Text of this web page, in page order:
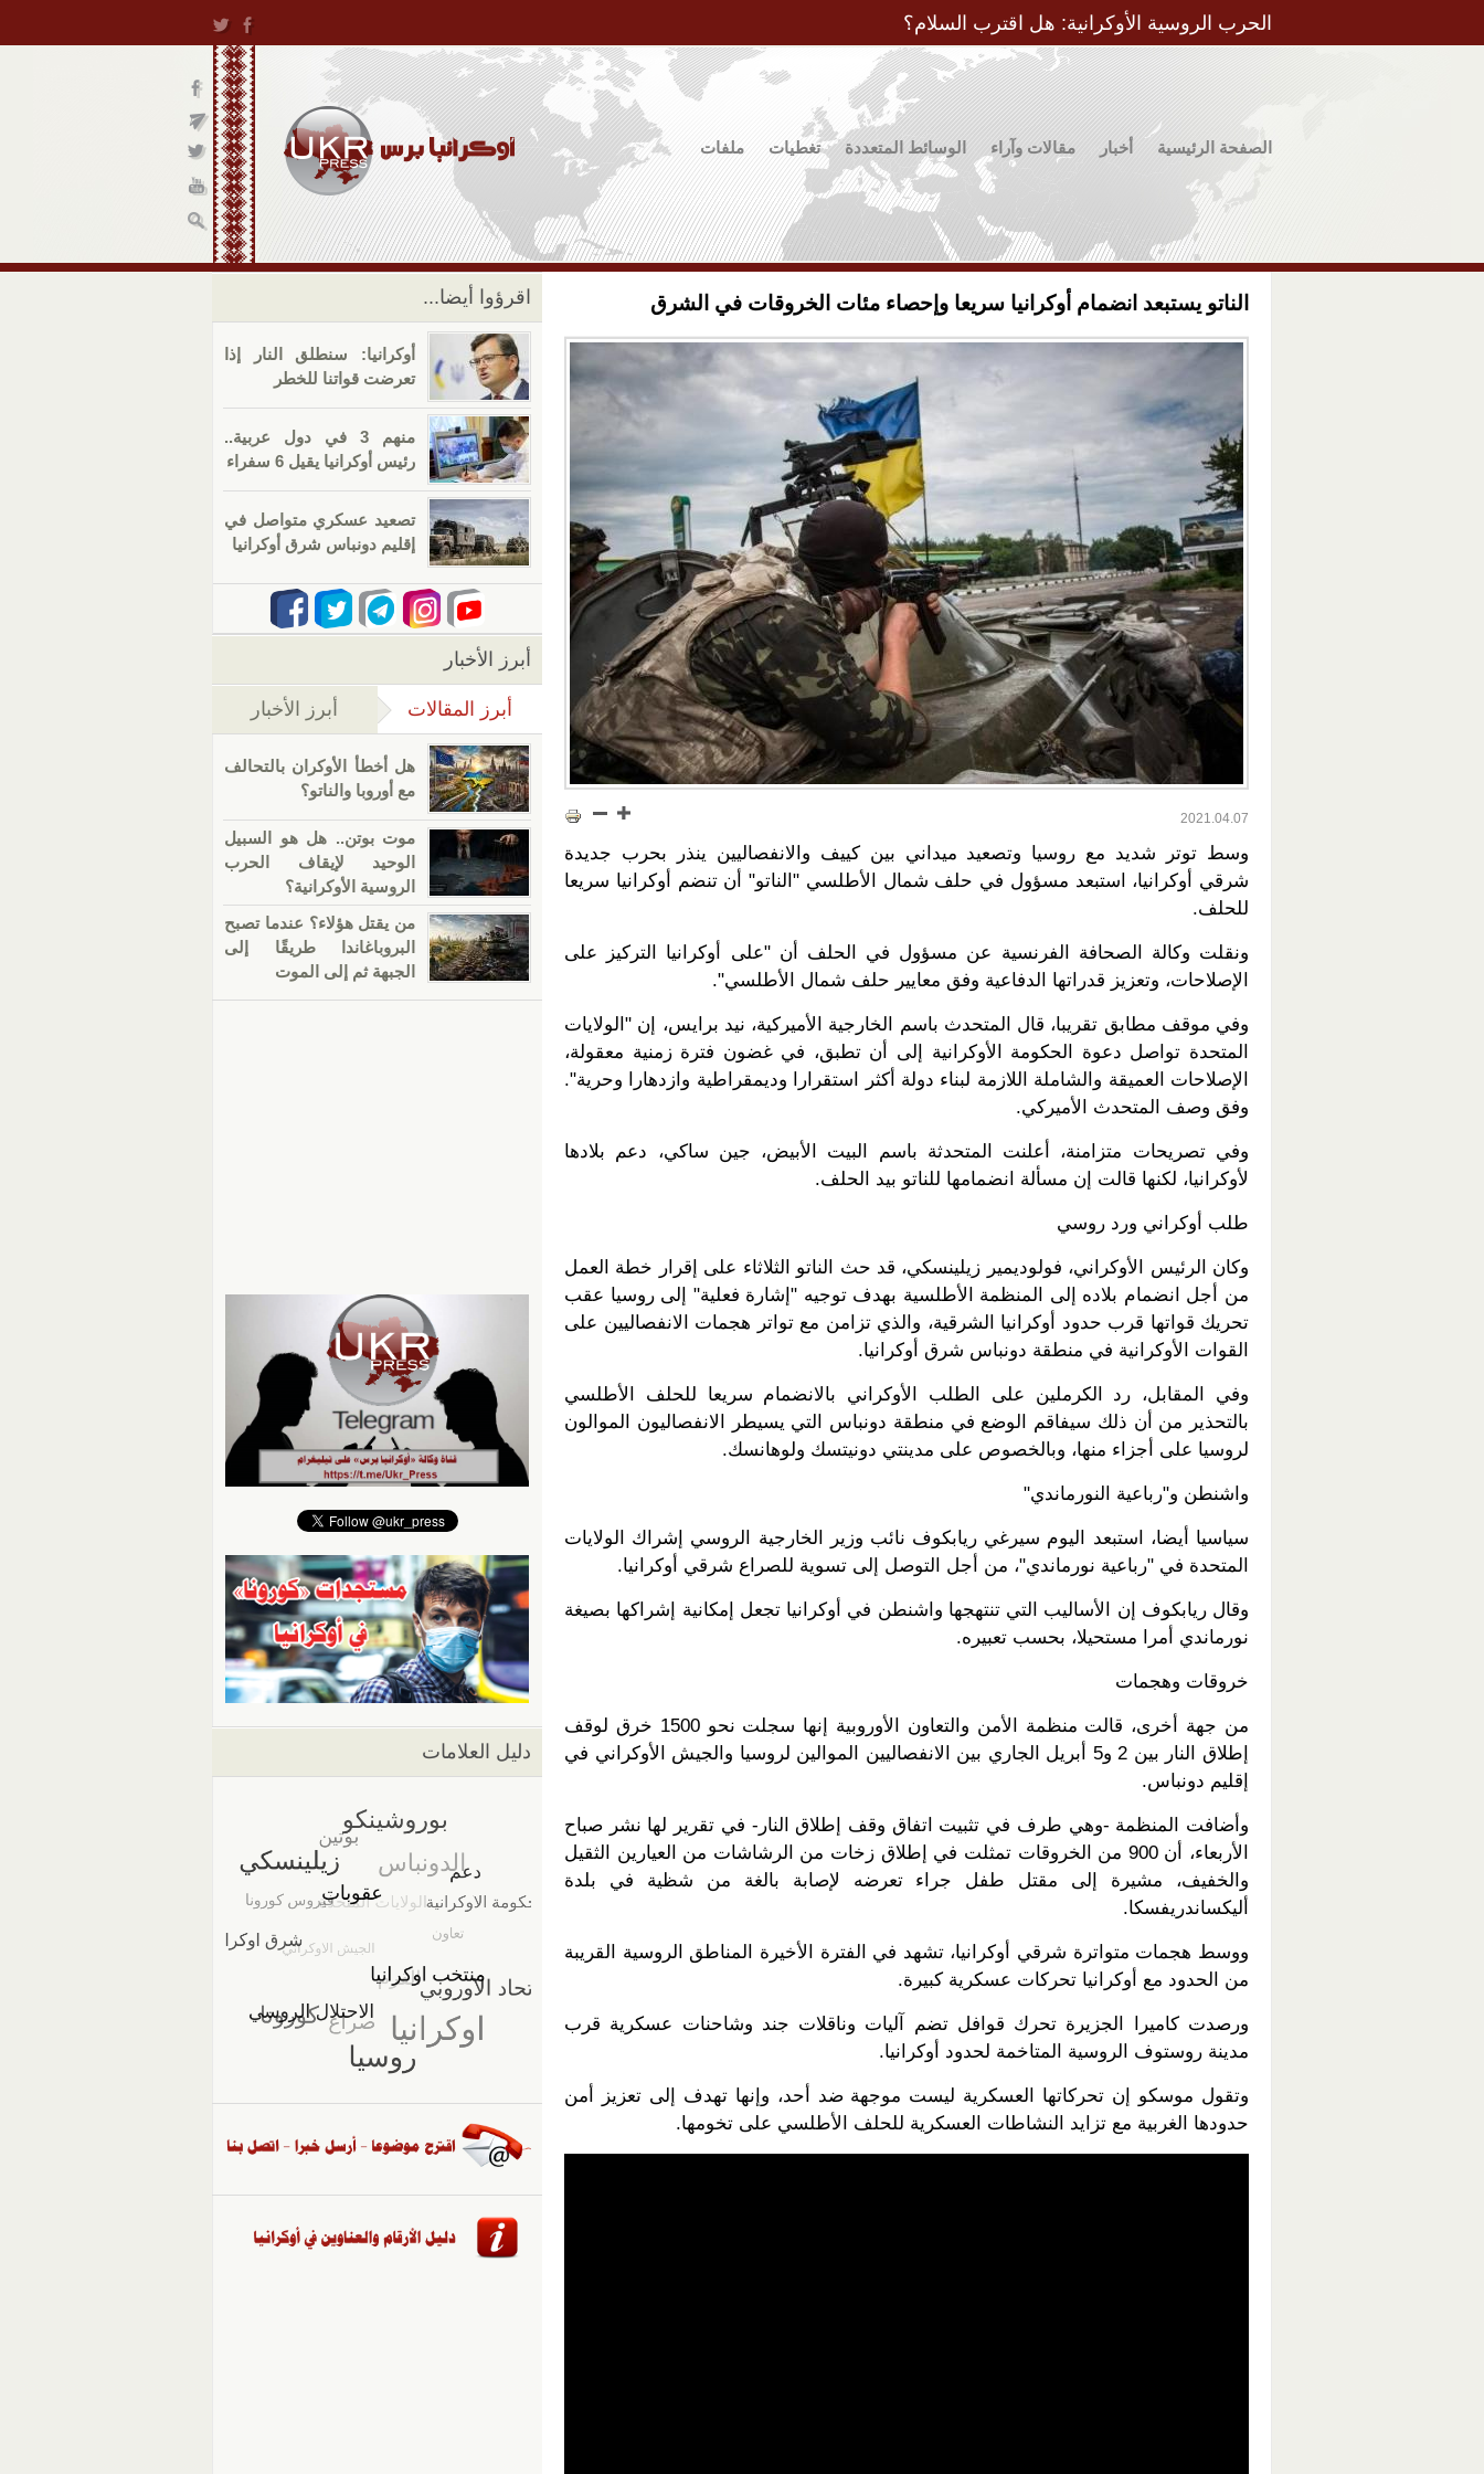
الحرب الروسية الأوكرانية: هل اقترب السلام؟
الصفحة الرئيسية أخبار مقالات وآراء الوسائط المتعددة تغطيات ملفات
الناتو يستبعد انضمام أوكرانيا سريعا وإحصاء مئات الخروقات في الشرق
2021.04.07
وسط توتر شديد مع روسيا وتصعيد ميداني بين كييف والانفصاليين ينذر بحرب جديدة
شرقي أوكرانيا، استبعد مسؤول في حلف شمال الأطلسي "الناتو" أن تنضم أوكرانيا سريعا
للحلف.
ونقلت وكالة الصحافة الفرنسية عن مسؤول في الحلف أن "على أوكرانيا التركيز على
الإصلاحات، وتعزيز قدراتها الدفاعية وفق معايير حلف شمال الأطلسي".
وفي موقف مطابق تقريبا، قال المتحدث باسم الخارجية الأميركية، نيد برايس، إن "الولايات
المتحدة تواصل دعوة الحكومة الأوكرانية إلى أن تطبق، في غضون فترة زمنية معقولة،
الإصلاحات العميقة والشاملة اللازمة لبناء دولة أكثر استقرارا وديمقراطية وازدهارا وحرية".
وفق وصف المتحدث الأميركي.
وفي تصريحات متزامنة، أعلنت المتحدثة باسم البيت الأبيض، جين ساكي، دعم بلادها
لأوكرانيا، لكنها قالت إن مسألة انضمامها للناتو بيد الحلف.
طلب أوكراني ورد روسي
وكان الرئيس الأوكراني، فولوديمير زيلينسكي، قد حث الناتو الثلاثاء على إقرار خطة العمل
من أجل انضمام بلاده إلى المنظمة الأطلسية بهدف توجيه "إشارة فعلية" إلى روسيا عقب
تحريك قواتها قرب حدود أوكرانيا الشرقية، والذي تزامن مع تواتر هجمات الانفصاليين على
القوات الأوكرانية في منطقة دونباس شرق أوكرانيا.
وفي المقابل، رد الكرملين على الطلب الأوكراني بالانضمام سريعا للحلف الأطلسي
بالتحذير من أن ذلك سيفاقم الوضع في منطقة دونباس التي يسيطر الانفصاليون الموالون
لروسيا على أجزاء منها، وبالخصوص على مدينتي دونيتسك ولوهانسك.
واشنطن و"رباعية النورماندي"
سياسيا أيضا، استبعد اليوم سيرغي ريابكوف نائب وزير الخارجية الروسي إشراك الولايات
المتحدة في "رباعية نورماندي"، من أجل التوصل إلى تسوية للصراع شرقي أوكرانيا.
وقال ريابكوف إن الأساليب التي تنتهجها واشنطن في أوكرانيا تجعل إمكانية إشراكها بصيغة
نورماندي أمرا مستحيلا، بحسب تعبيره.
خروقات وهجمات
من جهة أخرى، قالت منظمة الأمن والتعاون الأوروبية إنها سجلت نحو 1500 خرق لوقف
إطلاق النار بين 2 و5 أبريل الجاري بين الانفصاليين الموالين لروسيا والجيش الأوكراني في
إقليم دونباس.
وأضافت المنظمة -وهي طرف في تثبيت اتفاق وقف إطلاق النار- في تقرير لها نشر صباح
الأربعاء، أن 900 من الخروقات تمثلت في إطلاق زخات من الرشاشات من العيارين الثقيل
والخفيف، مشيرة إلى مقتل طفل جراء تعرضه لإصابة بالغة من شظية في بلدة
أليكساندريفسكا.
ووسط هجمات متواترة شرقي أوكرانيا، تشهد في الفترة الأخيرة المناطق الروسية القريبة
من الحدود مع أوكرانيا تحركات عسكرية كبيرة.
ورصدت كاميرا الجزيرة تحرك قوافل تضم آليات وناقلات جند وشاحنات عسكرية قرب
مدينة روستوف الروسية المتاخمة لحدود أوكرانيا.
وتقول موسكو إن تحركاتها العسكرية ليست موجهة ضد أحد، وإنها تهدف إلى تعزيز أمن
حدودها الغربية مع تزايد النشاطات العسكرية للحلف الأطلسي على تخومها.
اقرؤوا أيضا...
أوكرانيا: سنطلق النار إذا
تعرضت قواتنا للخطر
منهم 3 في دول عربية..
رئيس أوكرانيا يقيل 6 سفراء
تصعيد عسكري متواصل في
إقليم دونباس شرق أوكرانيا
أبرز الأخبار
أبرز المقالات (علامة التبويب النشطة)
أبرز الأخبار
هل أخطأ الأوكران بالتحالف
مع أوروبا والناتو؟
موت بوتن.. هل هو السبيل
الوحيد لإيقاف الحرب
الروسية الأوكرانية؟
من يقتل هؤلاء؟ عندما تصبح
البروباغاندا طريقًا إلى
الجبهة ثم إلى الموت
دليل العلامات